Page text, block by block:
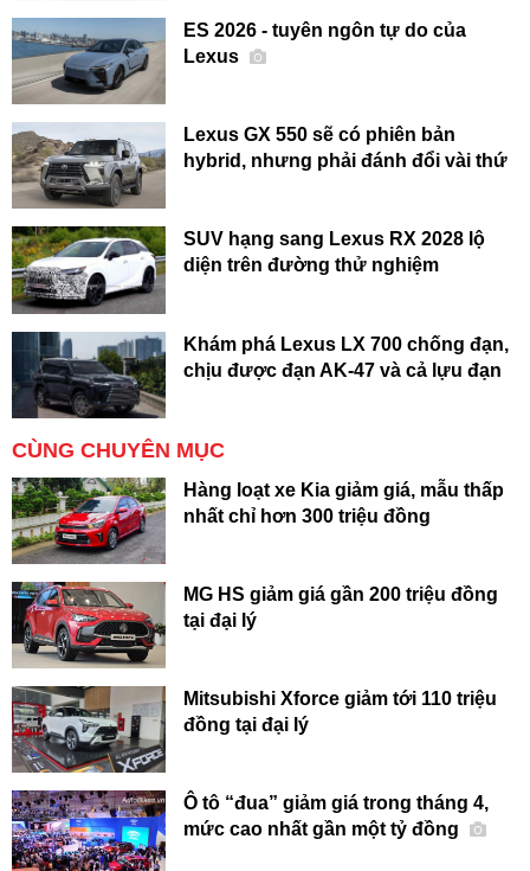
ES 2026 - tuyên ngôn tự do của
Lexus
Lexus GX 550 sẽ có phiên bản
hybrid, nhưng phải đánh đổi vài thứ
SUV hạng sang Lexus RX 2028 lộ
diện trên đường thử nghiệm
Khám phá Lexus LX 700 chống đạn,
chịu được đạn AK-47 và cả lựu đạn
CÙNG CHUYÊN MỤC
Hàng loạt xe Kia giảm giá, mẫu thấp
nhất chỉ hơn 300 triệu đồng
MG HS giảm giá gần 200 triệu đồng
tại đại lý
Mitsubishi Xforce giảm tới 110 triệu
đồng tại đại lý
Ô tô “đua” giảm giá trong tháng 4,
mức cao nhất gần một tỷ đồng